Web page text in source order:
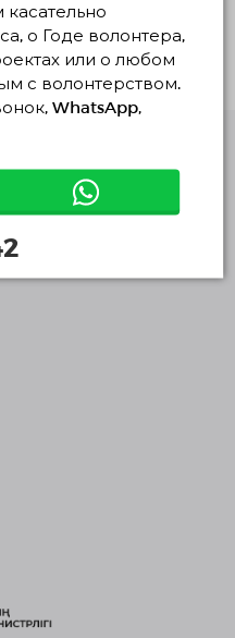
2026
о Годе волонтера,
или о любом
с волонтерством.
WhatsApp,